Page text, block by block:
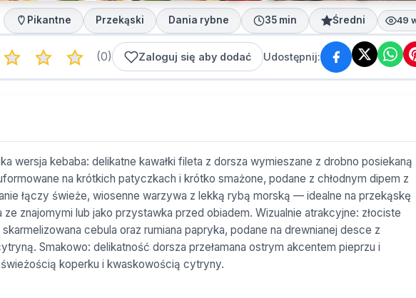
Pikantne Przekąski Dania rybne 35 min Średni 49
(0) Zaloguj się aby dodać Udostępnij:
wersja kebaba: delikatne kawałki fileta z dorsza wymieszane z drobno posiekaną
na krótkich patyczkach i krótko smażone, podane z chłodnym dipem z
łączy świeże, wiosenne warzywa z lekką rybą morską — idealne na przekąskę
znajomymi lub jako przystawka przed obiadem. Wizualnie atrakcyjne: złociste
cebula oraz rumiana papryka, podane na drewnianej desce z
Smakowo: delikatność dorsza przełamana ostrym akcentem pieprzu i
koperku i kwaskowością cytryny.